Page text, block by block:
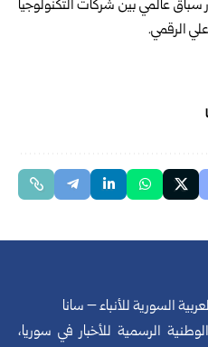
عالمي بين شركات التكنولوجيا
الرقمي.
السورية للأنباء – سانا
الرسمية للأخبار في سوريا،